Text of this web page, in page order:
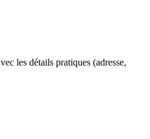
les détails pratiques (adresse,